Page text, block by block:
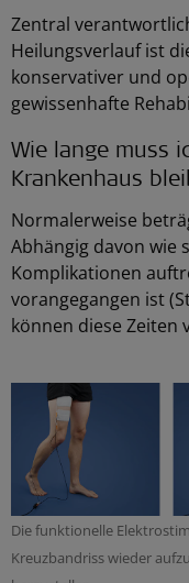
Zentral
Heilungsverlauf ist
konservativer und
gewissenhafte
Wie lange muss
Krankenhaus
Normalerweise
Abhängig davon wie
Komplikationen
vorangegangen ist
können diese Zeiten
Die funktionelle
Kreuzbandriss wieder